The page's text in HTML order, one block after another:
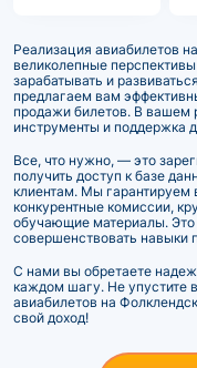
Реализация авиабилетов
великолепные
зарабатывать и
предлагаем вам
продажи билетов. В вашем
инструменты и поддержка
Все, что нужно, — это
получить доступ к базе
клиентам. Мы гарантируем
конкурентные комиссии,
обучающие материалы. Это
совершенствовать навыки
С нами вы обретаете
каждом шагу. Не упустите
авиабилетов на
свой доход!